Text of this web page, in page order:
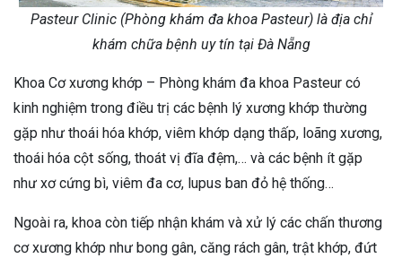
Pasteur Clinic (Phòng khám đa khoa Pasteur) là địa chỉ
khám chữa bệnh uy tín tại Đà Nẵng
Khoa Cơ xương khớp – Phòng khám đa khoa Pasteur có
kinh nghiệm trong điều trị các bệnh lý xương khớp thường
gặp như thoái hóa khớp, viêm khớp dạng thấp, loãng xương,
thoái hóa cột sống, thoát vị đĩa đệm,… và các bệnh ít gặp
như xơ cứng bì, viêm đa cơ, lupus ban đỏ hệ thống…
Ngoài ra, khoa còn tiếp nhận khám và xử lý các chấn thương
cơ xương khớp như bong gân, căng rách gân, trật khớp, đứt